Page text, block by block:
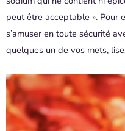
peut être acceptable ». Pour
s’amuser en toute sécurité
quelques un de vos mets,